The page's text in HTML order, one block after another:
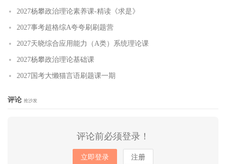
2027杨攀政治理论素养课-精读《求是》
2027事考超格综A夸夸刷刷题营
2027天晓综合应用能力（A类）系统理论课
2027杨攀政治理论基础课
2027国考大懒猫言语刷题课一期
评论 抢沙发
评论前必须登录！
立即登录 注册